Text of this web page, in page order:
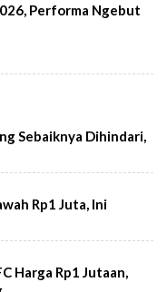
Performa Ngebut
Sebaiknya Dihindari,
Rp1 Juta, Ini
Harga Rp1 Jutaan,